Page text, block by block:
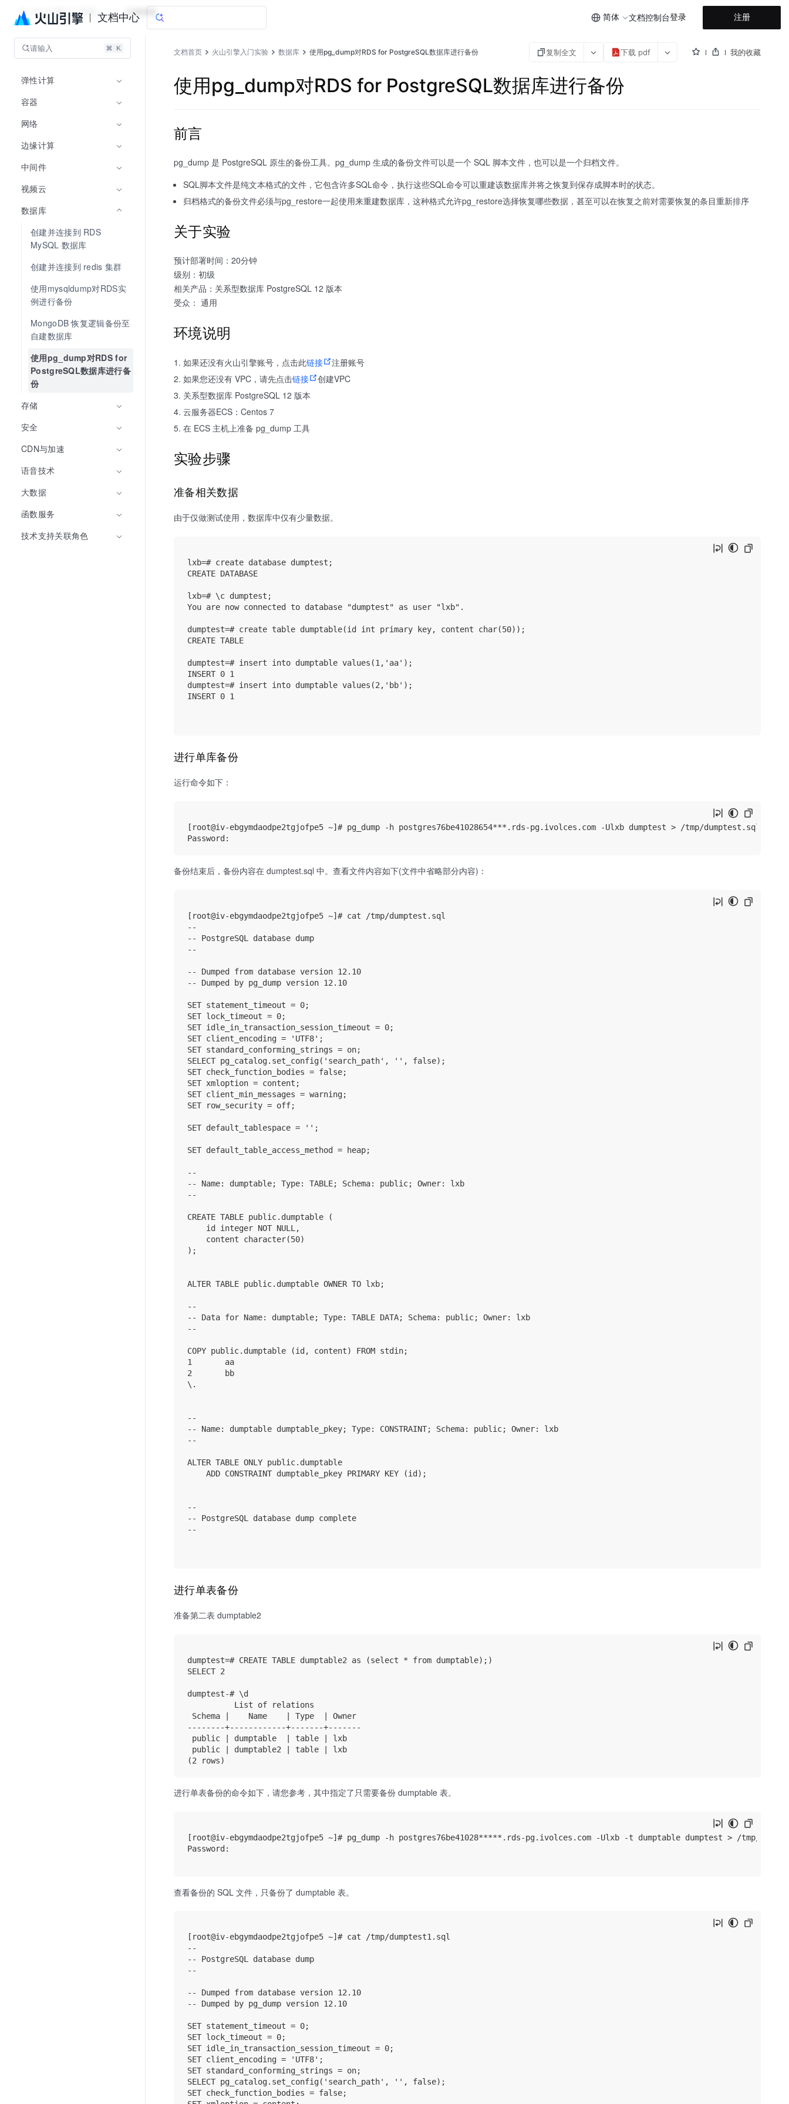
文档中心 简体 文档控制台登录 注册
火山引擎入门实验 文档指南
请输入
弹性计算
容器
网络
边缘计算
中间件
视频云
数据库
创建并连接到 RDS
MySQL 数据库
创建并连接到 redis 集群
使用mysqldump对RDS实
例进行备份
MongoDB 恢复逻辑备份至
自建数据库
使用pg_dump对RDS for
PostgreSQL数据库进行备
份
存储
安全
CDN与加速
语音技术
大数据
函数服务
技术支持关联角色
文档首页 火山引擎入门实验 数据库 使用pg_dump对RDS for PostgreSQL数据库进行备份 复制全文 下载 pdf 我的收藏
使用pg_dump对RDS for PostgreSQL数据库进行备份
前言
pg_dump 是 PostgreSQL 原生的备份工具。pg_dump 生成的备份文件可以是一个 SQL 脚本文件，也可以是一个归档文件。
SQL脚本文件是纯文本格式的文件，它包含许多SQL命令，执行这些SQL命令可以重建该数据库并将之恢复到保存成脚本时的状态。
归档格式的备份文件必须与pg_restore一起使用来重建数据库，这种格式允许pg_restore选择恢复哪些数据，甚至可以在恢复之前对需要恢复的条目重新排序
关于实验
预计部署时间：20分钟
级别：初级
相关产品：关系型数据库 PostgreSQL 12 版本
受众： 通用
环境说明
如果还没有火山引擎账号，点击此链接
注册账号
如果您还没有 VPC，请先点击链接
创建VPC
关系型数据库 PostgreSQL 12 版本
云服务器ECS：Centos 7
在 ECS 主机上准备 pg_dump 工具
实验步骤
准备相关数据
由于仅做测试使用，数据库中仅有少量数据。
lxb=# create database dumptest;
CREATE DATABASE
lxb=# \c dumptest;
You are now connected to database "dumptest" as user "lxb".
dumptest=# create table dumptable(id int primary key, content char(50));
CREATE TABLE
dumptest=# insert into dumptable values(1,'aa');
INSERT 0 1
dumptest=# insert into dumptable values(2,'bb');
INSERT 0 1
进行单库备份
运行命令如下：
[root@iv-ebgymdaodpe2tgjofpe5 ~]# pg_dump -h postgres76be41028654***.rds-pg.ivolces.com -Ulxb dumptest > /tmp/dumptest.sql
备份结束后，备份内容在 dumptest.sql 中。查看文件内容如下(文件中省略部分内容)：
[root@iv-ebgymdaodpe2tgjofpe5 ~]# cat /tmp/dumptest.sql
--
-- PostgreSQL database dump
--
-- Dumped from database version 12.10
-- Dumped by pg_dump version 12.10
SET statement_timeout = 0;
SET lock_timeout = 0;
SET idle_in_transaction_session_timeout = 0;
SET client_encoding = 'UTF8';
SET standard_conforming_strings = on;
SELECT pg_catalog.set_config('search_path', '', false);
SET check_function_bodies = false;
SET xmloption = content;
SET client_min_messages = warning;
SET row_security = off;
SET default_tablespace = '';
SET default_table_access_method = heap;
--
-- Name: dumptable; Type: TABLE; Schema: public; Owner: lxb
--
CREATE TABLE public.dumptable (
    id integer NOT NULL,
    content character(50)
);
ALTER TABLE public.dumptable OWNER TO lxb;
--
-- Data for Name: dumptable; Type: TABLE DATA; Schema: public; Owner: lxb
--
COPY public.dumptable (id, content) FROM stdin;
1       aa
2       bb
\.
--
-- Name: dumptable dumptable_pkey; Type: CONSTRAINT; Schema: public; Owner: lxb
--
ALTER TABLE ONLY public.dumptable
    ADD CONSTRAINT dumptable_pkey PRIMARY KEY (id);
--
-- PostgreSQL database dump complete
--
进行单表备份
准备第二表 dumptable2
dumptest=# CREATE TABLE dumptable2 as (select * from dumptable);)
SELECT 2
dumptest-# \d
          List of relations
Schema |    Name    | Type  | Owner
--------+------------+-------+-------
public | dumptable  | table | lxb
public | dumptable2 | table | lxb
进行单表备份的命令如下，请您参考，其中指定了只需要备份 dumptable 表。
[root@iv-ebgymdaodpe2tgjofpe5 ~]# pg_dump -h postgres76be41028*****.rds-pg.ivolces.com -Ulxb -t dumptable dumptest > /tmp/
Password:
查看备份的 SQL 文件，只备份了 dumptable 表。
[root@iv-ebgymdaodpe2tgjofpe5 ~]# cat /tmp/dumptest1.sql
--
-- PostgreSQL database dump
--
-- Dumped from database version 12.10
-- Dumped by pg_dump version 12.10
SET statement_timeout = 0;
SET lock_timeout = 0;
SET idle_in_transaction_session_timeout = 0;
SET client_encoding = 'UTF8';
SET standard_conforming_strings = on;
SELECT pg_catalog.set_config('search_path', '', false);
SET check_function_bodies = false;